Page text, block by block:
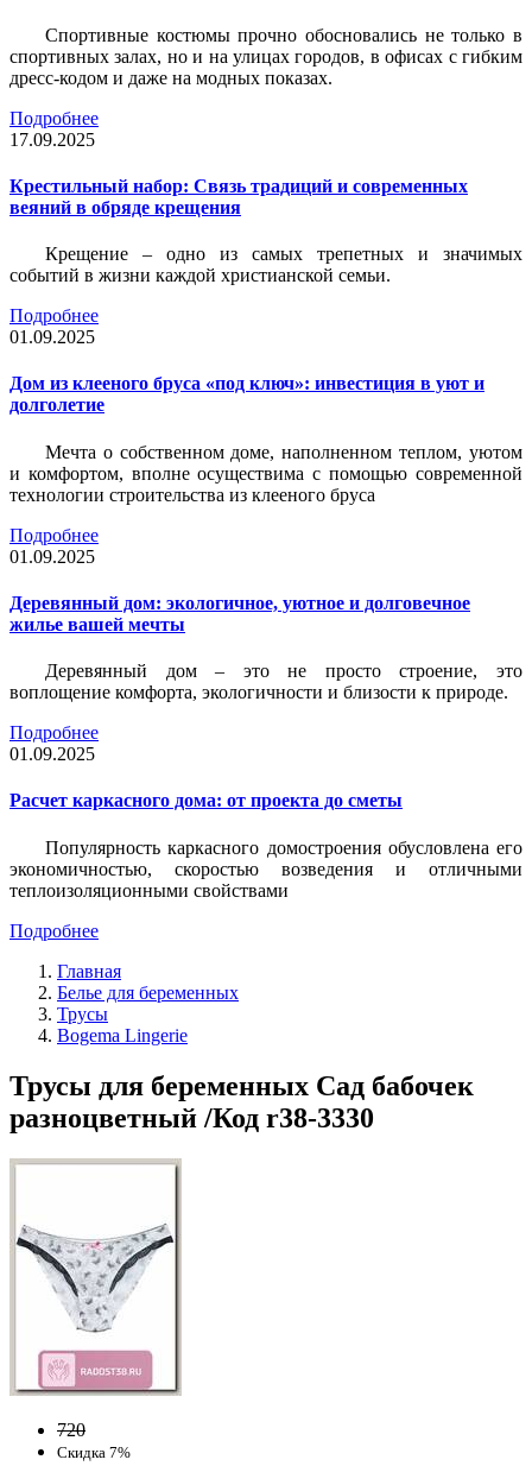
Спортивные костюмы прочно обосновались не только в
спортивных залах, но и на улицах городов, в офисах с гибким
дресс-кодом и даже на модных показах.
Подробнее
17.09.2025
Крестильный набор: Связь традиций и современных
веяний в обряде крещения
Крещение – одно из самых трепетных и значимых
событий в жизни каждой христианской семьи.
Подробнее
01.09.2025
Дом из клееного бруса «под ключ»: инвестиция в уют и
долголетие
Мечта о собственном доме, наполненном теплом, уютом
и комфортом, вполне осуществима с помощью современной
технологии строительства из клееного бруса
Подробнее
01.09.2025
Деревянный дом: экологичное, уютное и долговечное
жилье вашей мечты
Деревянный дом – это не просто строение, это
воплощение комфорта, экологичности и близости к природе.
Подробнее
01.09.2025
Расчет каркасного дома: от проекта до сметы
Популярность каркасного домостроения обусловлена его
экономичностью, скоростью возведения и отличными
теплоизоляционными свойствами
Подробнее
Главная
Белье для беременных
Трусы
Bogema Lingerie
Трусы для беременных Сад бабочек
разноцветный /Код r38-3330
720
Скидка 7%